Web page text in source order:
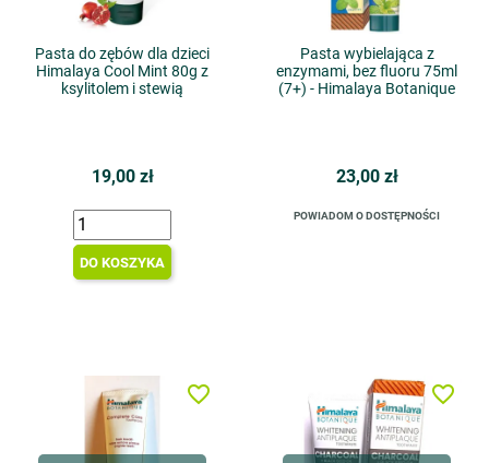
Pasta do zębów dla dzieci
Himalaya Cool Mint 80g z
ksylitolem i stewią
19,00 zł
DO KOSZYKA
Pasta wybielająca z
enzymami, bez fluoru 75ml
(7+) - Himalaya Botanique
23,00 zł
POWIADOM O DOSTĘPNOŚCI
favorite_border favorite_border